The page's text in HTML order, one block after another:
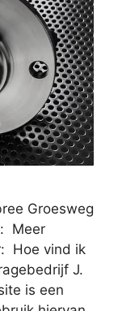
Groesweg
Meer
Hoe vind ik
J.
is een